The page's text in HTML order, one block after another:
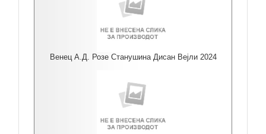
Венец А.Д. Розе Станушина Дисан Вејли 2024